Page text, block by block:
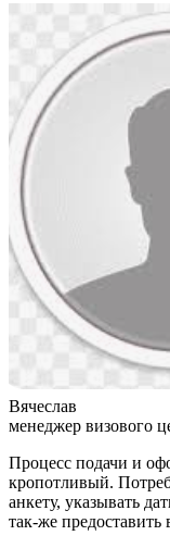
Вячеслав
менеджер визового
Процесс подачи и
кропотливый.
анкету, указывать
так-же